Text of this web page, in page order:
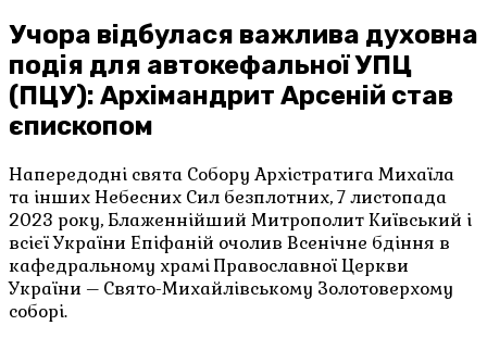
Учора відбулася важлива духовна
подія для автокефальної УПЦ
(ПЦУ): Архімандрит Арсеній став
єпископом
Напередодні свята Собору Архістратига Михаїла
та інших Небесних Сил безплотних, 7 листопада
2023 року, Блаженнійший Митрополит Київський і
всієї України Епіфаній очолив Всенічне бдіння в
кафедральному храмі Православної Церкви
України – Свято-Михайлівському Золотоверхому
соборі.